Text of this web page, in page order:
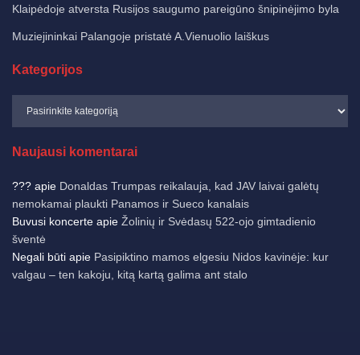
Klaipėdoje atversta Rusijos saugumo pareigūno šnipinėjimo byla
Muziejininkai Palangoje pristatė A.Vienuolio laiškus
Kategorijos
Naujausi komentarai
??? apie Donaldas Trumpas reikalauja, kad JAV laivai galėtų
nemokamai plaukti Panamos ir Sueco kanalais
Buvusi koncerte apie Žolinių ir Svėdasų 522-ojo gimtadienio
šventė
Negali būti apie Pasipiktino mamos elgesiu Nidos kavinėje: kur
valgau – ten kakoju, kitą kartą galima ant stalo